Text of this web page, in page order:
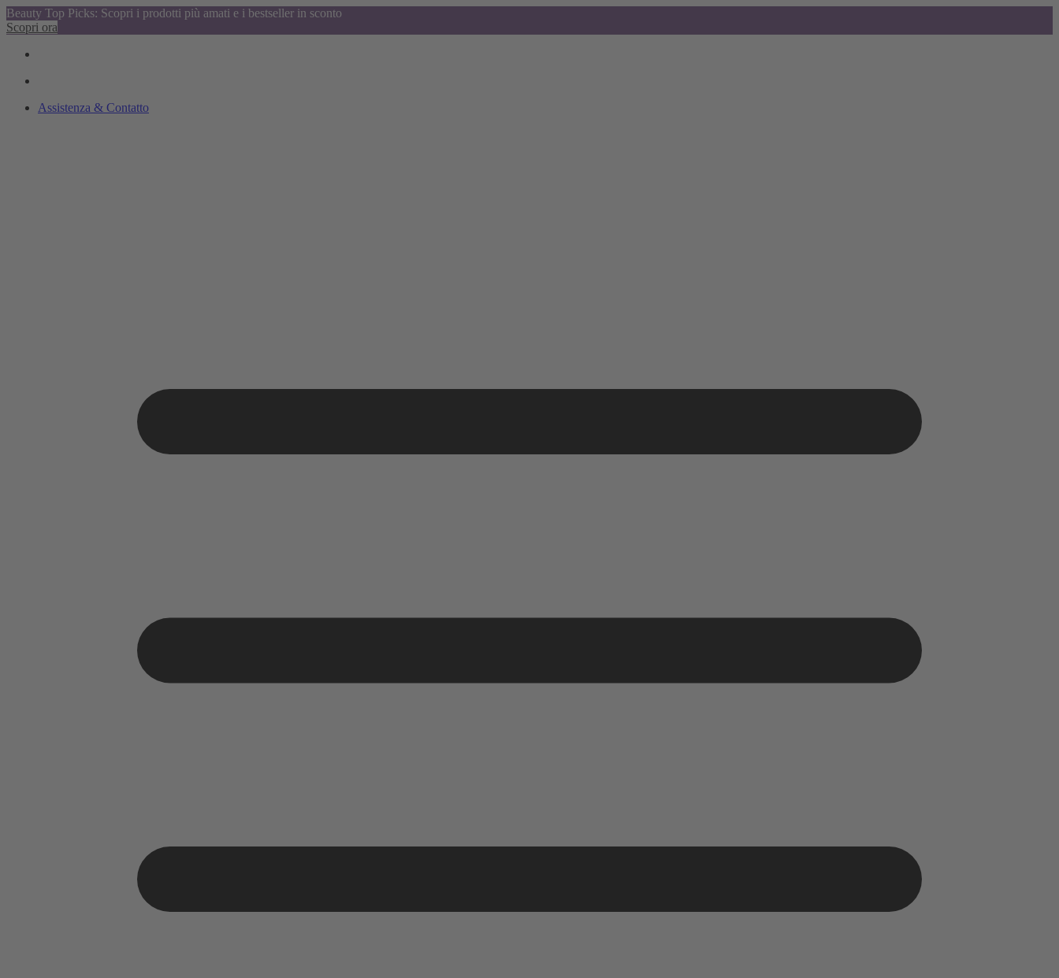
Beauty Top Picks: Scopri i prodotti più amati e i bestseller in sconto
Scopri ora
Assistenza & Contatto